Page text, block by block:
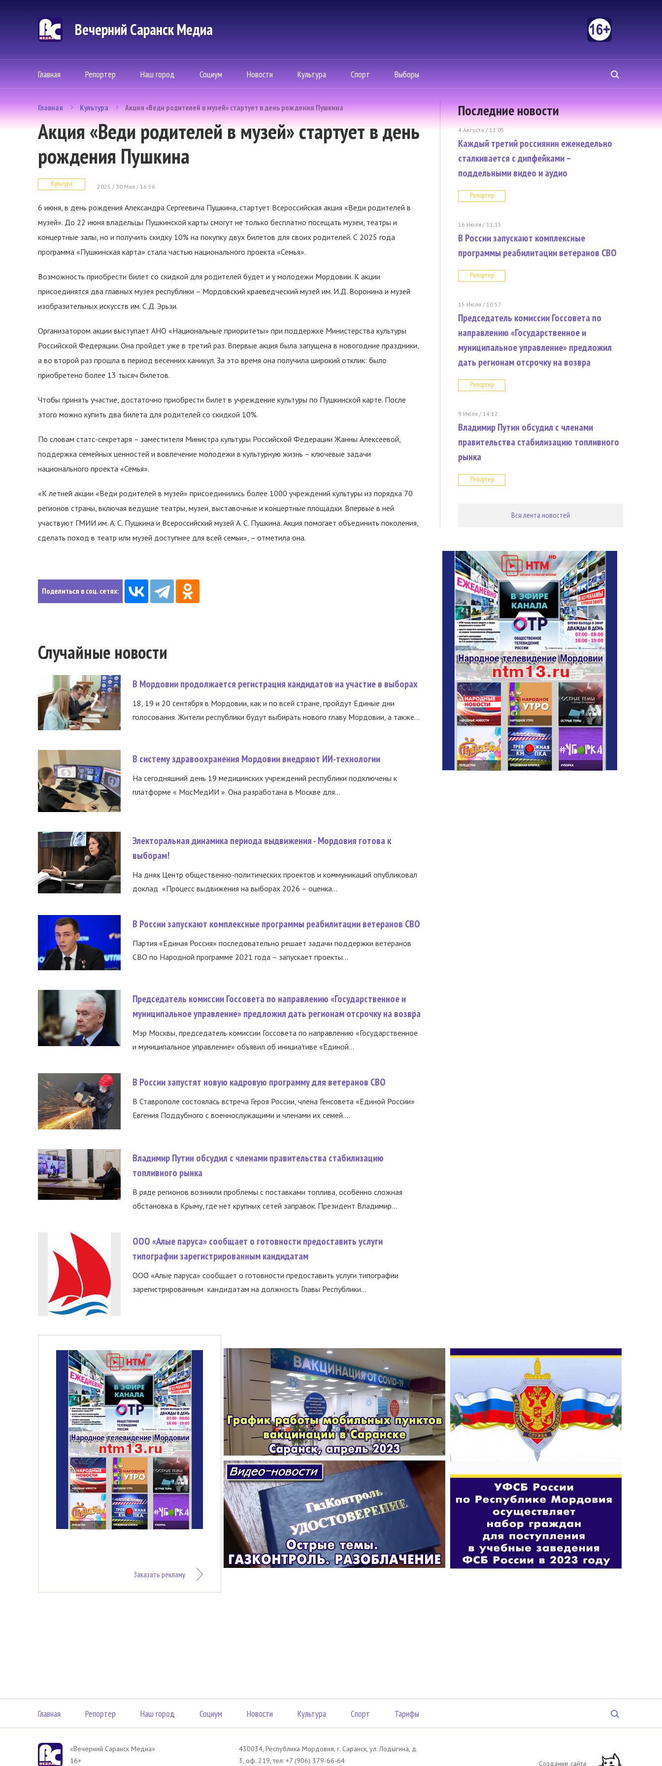
Вечерний Саранск Mедиа
Главная Репортер Наш город Социум Новости Культура Спорт Выборы
Главная Культура Акция «Веди родителей в музей» стартует в день рождения Пушкина
Акция «Веди родителей в музей» стартует в день
рождения Пушкина
Культура 2025 / 30 Мая / 16:56
6 июня, в день рождения Александра Сергеевича Пушкина, стартует Всероссийская акция «Веди родителей в
музей». До 22 июня владельцы Пушкинской карты смогут не только бесплатно посещать музеи, театры и
концертные залы, но и получить скидку 10% на покупку двух билетов для своих родителей. С 2025 года
программа «Пушкинская карта» стала частью национального проекта «Семья».
Возможность приобрести билет со скидкой для родителей будет и у молодежи Мордовии. К акции
присоединятся два главных музея республики – Мордовский краеведческий музей им. И.Д. Воронина и музей
изобразительных искусств им. С.Д. Эрьзи.
Организатором акции выступает АНО «Национальные приоритеты» при поддержке Министерства культуры
Российской Федерации. Она пройдет уже в третий раз. Впервые акция была запущена в новогодние праздники,
а во второй раз прошла в период весенних каникул. За это время она получила широкий отклик: было
приобретено более 13 тысяч билетов.
Чтобы принять участие, достаточно приобрести билет в учреждение культуры по Пушкинской карте. После
этого можно купить два билета для родителей со скидкой 10%.
По словам статс-секретаря – заместителя Министра культуры Российской Федерации Жанны Алексеевой,
поддержка семейных ценностей и вовлечение молодежи в культурную жизнь – ключевые задачи
национального проекта «Семья».
«К летней акции «Веди родителей в музей» присоединились более 1000 учреждений культуры из порядка 70
регионов страны, включая ведущие театры, музеи, выставочные и концертные площадки. Впервые в ней
участвуют ГМИИ им. А. С. Пушкина и Всероссийский музей А. С. Пушкина. Акция помогает объединить поколения,
сделать поход в театр или музей доступнее для всей семьи», – отметила она.
Поделиться в соц. сетях:
Случайные новости
В Мордовии продолжается регистрация кандидатов на участие в выборах
18, 19 и 20 сентября в Мордовии, как и по всей стране, пройдут Единые дни
голосования. Жители республики будут выбирать нового главу Мордовии, а также...
В систему здравоохранения Мордовии внедряют ИИ-технологии
На сегодняшний день 19 медицинских учреждений республики подключены к
платформе « МосМедИИ ». Она разработана в Москве для...
Электоральная динамика периода выдвижения - Мордовия готова к
выборам!
На днях Центр общественно-политических проектов и коммуникаций опубликовал
доклад «Процесс выдвижения на выборах 2026 – оценка...
В России запускают комплексные программы реабилитации ветеранов СВО
Партия «Единая Россия» последовательно решает задачи поддержки ветеранов
СВО по Народной программе 2021 года – запускает проекты...
Председатель комиссии Госсовета по направлению «Государственное и
муниципальное управление» предложил дать регионам отсрочку на возвра
Мэр Москвы, председатель комиссии Госсовета по направлению «Государственное
и муниципальное управление» объявил об инициативе «Единой...
В России запустят новую кадровую программу для ветеранов СВО
В Ставрополе состоялась встреча Героя России, члена Генсовета «Единой России»
Евгения Поддубного с военнослужащими и членами их семей....
Владимир Путин обсудил с членами правительства стабилизацию
топливного рынка
В ряде регионов возникли проблемы с поставками топлива, особенно сложная
обстановка в Крыму, где нет крупных сетей заправок. Президент Владимир...
ООО «Алые паруса» сообщает о готовности предоставить услуги
типографии зарегистрированным кандидатам
ООО «Алые паруса» сообщает о готовности предоставить услуги типографии
зарегистрированным кандидатам на должность Главы Республики...
Последние новости
4 Августа / 11:05
Каждый третий россиянин еженедельно
сталкивается с дипфейками –
поддельными видео и аудио
Репортер
16 Июля / 11:15
В России запускают комплексные
программы реабилитации ветеранов СВО
Репортер
15 Июля / 10:57
Председатель комиссии Госсовета по
направлению «Государственное и
муниципальное управление» предложил
дать регионам отсрочку на возвра
Репортер
9 Июля / 14:12
Владимир Путин обсудил с членами
правительства стабилизацию топливного
рынка
Репортер
Вся лента новостей
Заказать рекламу
Главная Репортер Наш город Социум Новости Культура Спорт Тарифы
«Вечерний Саранск Mедиа»
16+
430034, Республика Мордовия, г. Саранск, ул. Лодыгина, д.
3, оф. 219, тел: +7 (906) 379-66-64
Создание сайта: